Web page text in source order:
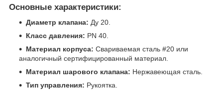
Основные характеристики:
Диаметр клапана: Ду 20.
Класс давления: PN 40.
Материал корпуса: Свариваемая сталь #20 или
аналогичный сертифицированный материал.
Материал шарового клапана: Нержавеющая сталь.
Тип управления: Рукоятка.